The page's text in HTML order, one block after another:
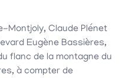
Montjoly, Claude Plénet
Eugène Bassières,
flanc de la montagne du
à compter de